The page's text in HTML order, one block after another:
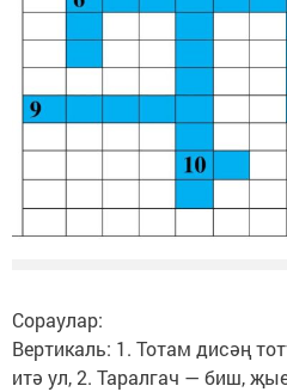
Сораулар:
Вертикаль: 1. Тотам дисәң
итә ул, 2. Таралгач — биш,